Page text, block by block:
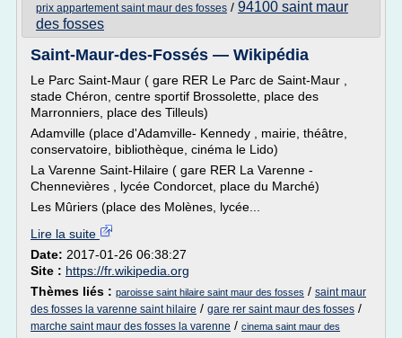
prix appartement saint maur des fosses / 94100 saint maur
des fosses
Saint-Maur-des-Fossés — Wikipédia
Le Parc Saint-Maur ( gare RER Le Parc de Saint-Maur ,
stade Chéron, centre sportif Brossolette, place des
Marronniers, place des Tilleuls)
Adamville (place d'Adamville- Kennedy , mairie, théâtre,
conservatoire, bibliothèque, cinéma le Lido)
La Varenne Saint-Hilaire ( gare RER La Varenne -
Chennevières , lycée Condorcet, place du Marché)
Les Mûriers (place des Molènes, lycée...
Lire la suite
Date: 2017-01-26 06:38:27
Site : https://fr.wikipedia.org
Thèmes liés : paroisse saint hilaire saint maur des fosses / saint maur
des fosses la varenne saint hilaire / gare rer saint maur des fosses /
marche saint maur des fosses la varenne / cinema saint maur des